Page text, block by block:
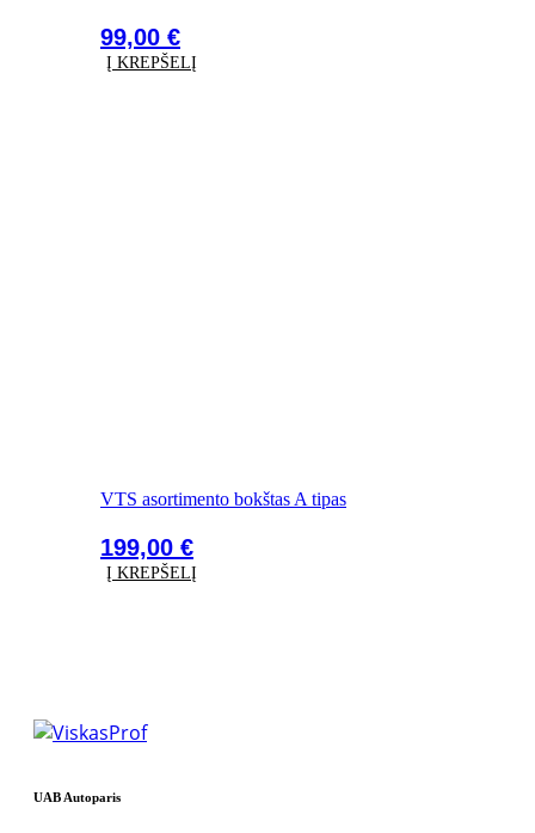
99,00 €
Į KREPŠELĮ
VTS asortimento bokštas A tipas
199,00 €
Į KREPŠELĮ
UAB Autoparis